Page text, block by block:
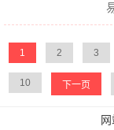
1 2 3
10 下一页